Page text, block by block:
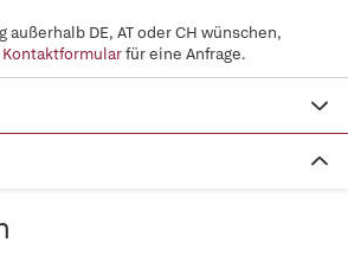
außerhalb DE, AT oder CH wünschen,
Kontaktformularfür eine Anfrage.